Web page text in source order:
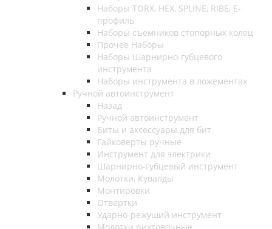
Наборы TORX, HEX, SPLINE, RIBE, E-
профиль
Наборы съемников стопорных колец
Прочее Наборы
Наборы Шарнирно-губцевого
инструмента
Наборы инструмента в ложементах
Ручной автоинструмент
Назад
Ручной автоинструмент
Биты и аксессуары для бит
Гайковерты ручные
Инструмент для электрики
Шарнирно-губцевый инструмент
Молотки, Кувалды
Монтировки
Отвертки
Ударно-режуший инструмент
Молотки рихтовочные